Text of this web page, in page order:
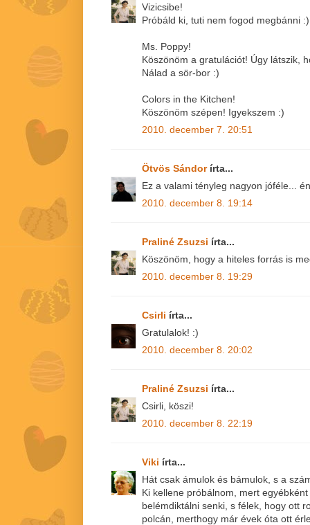
Vizicsibe!
Próbáld ki, tuti nem fogod megbánni :)
Ms. Poppy!
Köszönöm a gratulációt! Úgy látszik,
Nálad a sör-bor :)
Colors in the Kitchen!
Köszönöm szépen! Igyekszem :)
2010. december 7. 20:51
Ötvös Sándor írta...
Ez a valami tényleg nagyon jóféle...
2010. december 8. 19:14
Praliné Zsuzsi írta...
Köszönöm, hogy a hiteles forrás is
2010. december 8. 19:29
Csirli írta...
Gratulalok! :)
2010. december 8. 20:02
Praliné Zsuzsi írta...
Csirli, köszi!
2010. december 8. 22:19
Viki írta...
Hát csak ámulok és bámulok, s a
Ki kellene próbálnom, mert
belémdiktálni senki, s félek, hogy ott
polcán, merthogy már évek óta ott